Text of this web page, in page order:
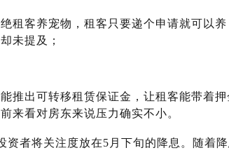
租客养宠物 ，租客只要递个申请就可以
未提及；
推出可转移租赁保证金 ，让租客能带着
来看对房东来说压力确实不小。
资者将关注度放在5 月下旬的降息。随着